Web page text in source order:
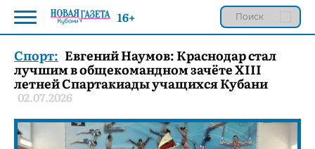
Спорт: Евгений Наумов: Краснодар стал
лучшим в общекомандном зачёте XIII
летней Спартакиады учащихся Кубани
02.07.2026
16+